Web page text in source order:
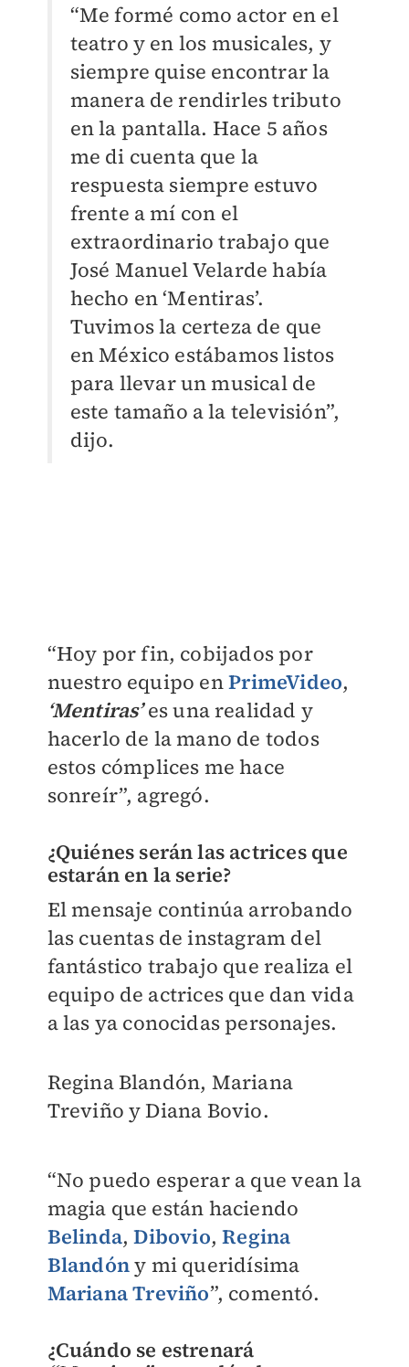
“Me formé como actor en el
teatro y en los musicales, y
siempre quise encontrar la
manera de rendirles tributo
en la pantalla. Hace 5 años
me di cuenta que la
respuesta siempre estuvo
frente a mí con el
extraordinario trabajo que
José Manuel Velarde había
hecho en ‘Mentiras’.
Tuvimos la certeza de que
en México estábamos listos
para llevar un musical de
este tamaño a la televisión”,
dijo.
“Hoy por fin, cobijados por
nuestro equipo enPrimeVideo,
‘Mentiras’es una realidad y
hacerlo de la mano de todos
estos cómplices me hace
sonreír”, agregó.
¿Quiénes serán las actrices que
estarán en la serie?
El mensaje continúa arrobando
las cuentas de instagram del
fantástico trabajo que realiza el
equipo de actrices que dan vida
a las ya conocidas personajes.
Regina Blandón, Mariana
Treviño y Diana Bovio.
“No puedo esperar a que vean la
magia que están haciendo
Belinda,Dibovio,Regina
Blandóny mi queridísima
Mariana Treviño”, comentó.
¿Cuándo se estrenará